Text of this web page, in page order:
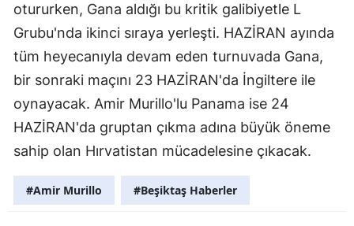
otururken, Gana aldığı bu kritik galibiyetle L
Grubu'nda ikinci sıraya yerleşti. HAZİRAN ayında
tüm heyecanıyla devam eden turnuvada Gana,
bir sonraki maçını 23 HAZİRAN'da İngiltere ile
oynayacak. Amir Murillo'lu Panama ise 24
HAZİRAN'da gruptan çıkma adına büyük öneme
sahip olan Hırvatistan mücadelesine çıkacak.
#Amir Murillo #Beşiktaş Haberler